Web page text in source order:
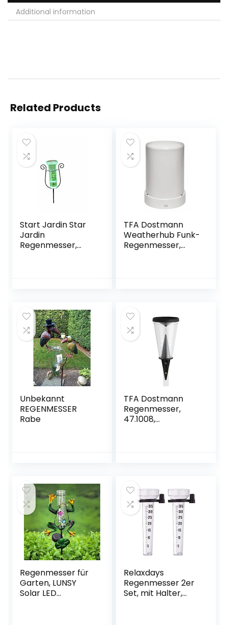
Additional information
Related Products
Start Jardin Star
Jardin
Regenmesser,
TFA Dostmann
Weatherhub Funk-
Regenmesser,
Unbekannt
REGENMESSER
Rabe
TFA Dostmann
Regenmesser,
47.1008,
Regenmesser für
Garten, LUNSY
Solar LED
Relaxdays
Regenmesser 2er
Set, mit Halter,